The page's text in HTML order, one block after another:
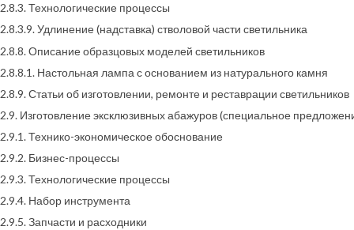
2.8.3. Технологические процессы
2.8.3.9. Удлинение (надставка) стволовой части светильника
2.8.8. Описание образцовых моделей светильников
2.8.8.1. Настольная лампа с основанием из натурального камня
2.8.9. Статьи об изготовлении, ремонте и реставрации светильников
2.9. Изготовление эксклюзивных абажуров (специальное
2.9.1. Технико-экономическое обоснование
2.9.2. Бизнес-процессы
2.9.3. Технологические процессы
2.9.4. Набор инструмента
2.9.5. Запчасти и расходники